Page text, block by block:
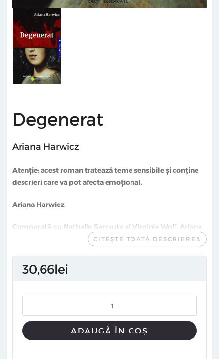
Degenerat
Ariana Harwicz
Atenție: acest roman tratează teme sensibile și conține
descrieri care vă pot afecta emoțional.
Ariana Harwicz
Comparată cu Nathalie Sarraute și Virginia Wolf, Ariana
Harwicz este una dintre figurile cele mai radicale ale
Buenos Aires în 1977, a studiat scenaristică și
dramaturgie în Argentina, obținându-și masteratul în
cea mai bună carte a anului decernat de ziarul La
Nación. Traducerea în limba engleză a fost nominalizată
CITEȘTE TOATĂ DESCRIEREA
30 66lei
ADAUGĂ ÎN COȘ